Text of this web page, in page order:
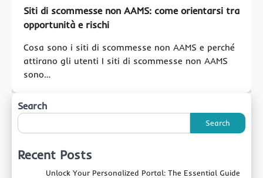
Siti di scommesse non AAMS: come orientarsi tra
opportunità e rischi
Cosa sono i siti di scommesse non AAMS e perché
attirano gli utenti I siti di scommesse non AAMS
sono…
Search
Search
Recent Posts
Unlock Your Personalized Portal: The Essential Guide